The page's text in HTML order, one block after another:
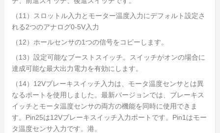
（11）スロットル入力とモーター温度入力にデフォルト設定さ
れる2つのアナログ0-5V入力
（12）ホールセンサの1つの信号をコピーします。
（13）設定可能なブーストスイッチ。スイッチがオンの場合に
達成可能な最大出力電力を有効にします。
（14）12Vブレーキスイッチ入力は、モータ温度センサとは異
なるポートを使用しました。最新バージョンでは、ブレーキス
イッチとモータ温度センサの両方の機能を同時に使用できま
す。Pin25は12Vブレーキスイッチ入力ポートです。Pin1はモー
タ温度センサ入力です。港。